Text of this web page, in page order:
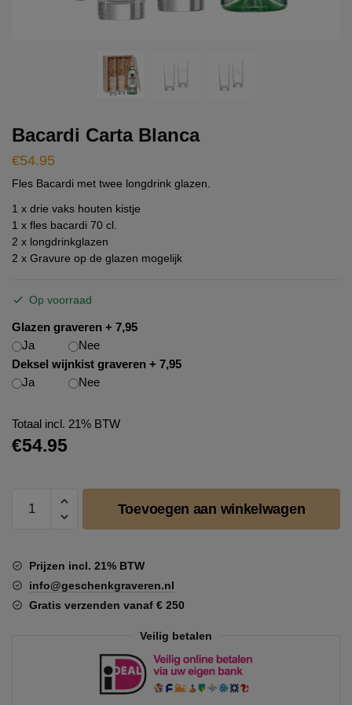
Bacardi Carta Blanca
€54.95
Fles Bacardi met twee longdrink glazen.
1 x drie vaks houten kistje
1 x fles bacardi 70 cl.
2 x longdrinkglazen
2 x Gravure op de glazen mogelijk
Op voorraad
Glazen graveren + 7,95
Ja
Nee
Deksel wijnkist graveren + 7,95
Ja
Nee
Totaal incl. 21% BTW
€54.95
Carta
Toevoegen aan winkelwagen
Prijzen incl. 21% BTW
info@geschenkgraveren.nl
Gratis verzenden vanaf € 250
Veilig betalen